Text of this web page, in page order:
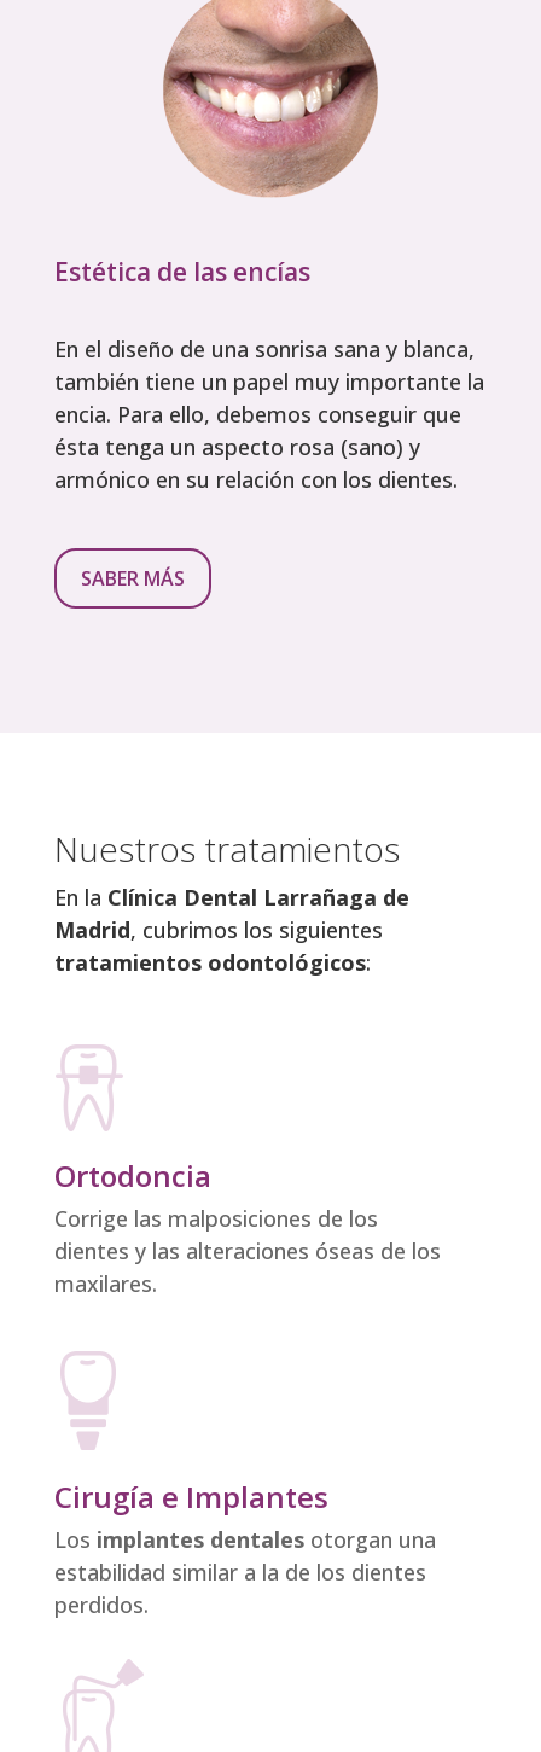
Estética de las encías
En el diseño de una sonrisa sana y blanca,
también tiene un papel muy importante la
encia. Para ello, debemos conseguir que
ésta tenga un aspecto rosa (sano) y
armónico en su relación con los dientes.
SABER MÁS
Nuestros tratamientos
En la Clínica Dental Larrañaga de
Madrid, cubrimos los siguientes
tratamientos odontológicos:
Ortodoncia
Corrige las malposiciones de los
dientes y las alteraciones óseas de los
maxilares.
Cirugía e Implantes
Los implantes dentalesotorgan una
estabilidad similar a la de los dientes
perdidos.